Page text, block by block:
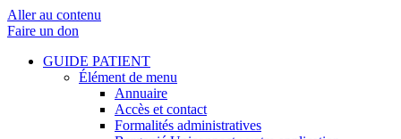
Aller au contenu
Faire un don
GUIDE PATIENT
Élément de menu
Annuaire
Accès et contact
Formalités administratives